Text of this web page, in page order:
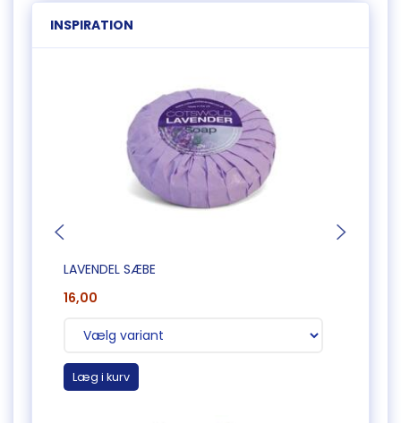
INSPIRATION
LAVENDEL SÆBE
16,00
Læg i kurv